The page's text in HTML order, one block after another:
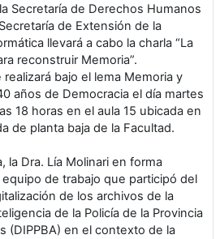
Secretaría de Derechos Humanos
de Extensión de la
llevará a cabo la charla “La
reconstruir Memoria”.
bajo el lema Memoria y
años de Democracia el día martes
18 horas en el aula 15 ubicada en
de planta baja de la Facultad.
la Dra. Lía Molinari en forma
de trabajo que participó del
de los archivos de la
de la Policía de la Provincia
(DIPPBA) en el contexto de la